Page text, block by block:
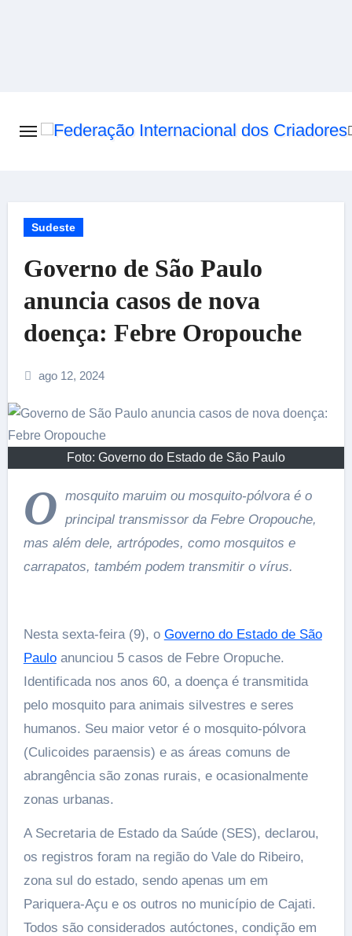
Sudeste
Governo de São Paulo
anuncia casos de nova
doença: Febre Oropouche
ago 12, 2024
Foto: Governo do Estado de São Paulo
O mosquito maruim ou mosquito-pólvora é o
principal transmissor da Febre Oropouche,
mas além dele, artrópodes, como mosquitos e
carrapatos, também podem transmitir o vírus.
Nesta sexta-feira (9), o Governo do Estado de São
Pauloanunciou 5 casos de Febre Oropuche.
Identificada nos anos 60, a doença é transmitida
pelo mosquito para animais silvestres e seres
humanos. Seu maior vetor é o mosquito-pólvora
(Culicoides paraensis) e as áreas comuns de
abrangência são zonas rurais, e ocasionalmente
zonas urbanas.
A Secretaria de Estado da Saúde (SES), declarou,
os registros foram na região do Vale do Ribeiro,
zona sul do estado, sendo apenas um em
Pariquera-Açu e os outros no município de Cajati.
Todos são considerados autóctones, condição em